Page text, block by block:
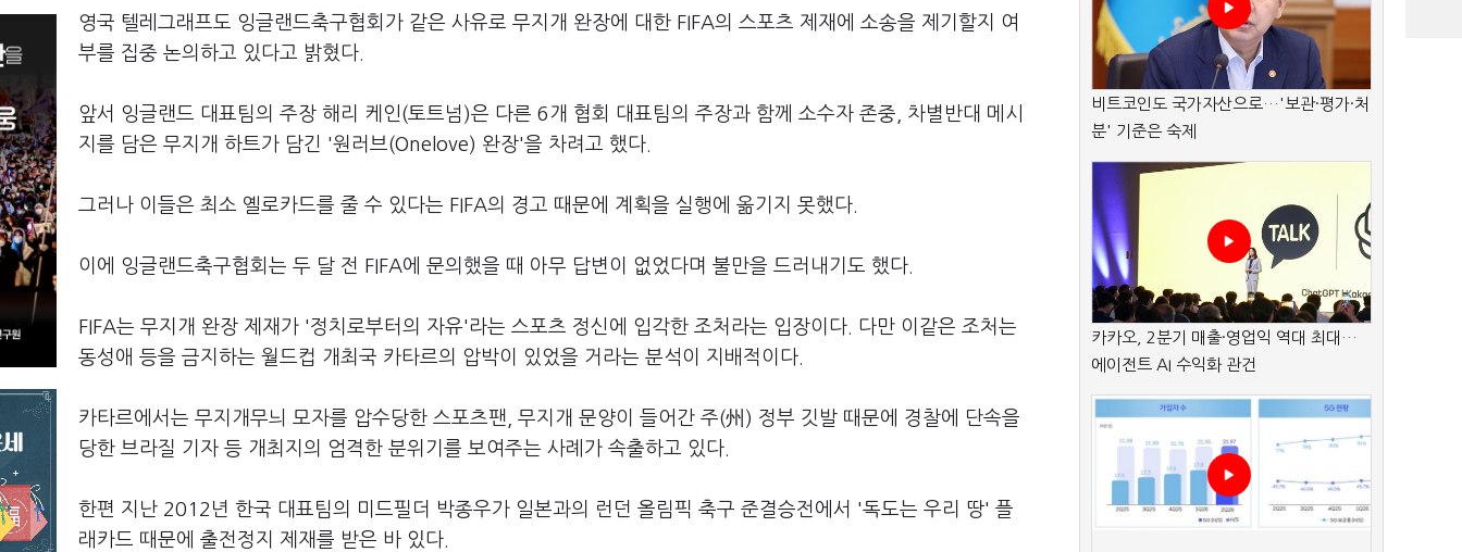
영국 텔레그래프도 잉글랜드축구협회가 같은 사유로 무지개 완장에 대한 FIFA의 스포츠 제재에 소송을 제기할지 여
부를 집중 논의하고 있다고 밝혔다.
앞서 잉글랜드 대표팀의 주장 해리 케인(토트넘)은 다른 6개 협회 대표팀의 주장과 함께 소수자 존중, 차별반대 메시
지를 담은 무지개 하트가 담긴 '원러브(Onelove) 완장'을 차려고 했다.
그러나 이들은 최소 옐로카드를 줄 수 있다는 FIFA의 경고 때문에 계획을 실행에 옮기지 못했다.
이에 잉글랜드축구협회는 두 달 전 FIFA에 문의했을 때 아무 답변이 없었다며 불만을 드러내기도 했다.
FIFA는 무지개 완장 제재가 '정치로부터의 자유'라는 스포츠 정신에 입각한 조처라는 입장이다. 다만 이같은 조처는
동성애 등을 금지하는 월드컵 개최국 카타르의 압박이 있었을 거라는 분석이 지배적이다.
카타르에서는 무지개무늬 모자를 압수당한 스포츠팬, 무지개 문양이 들어간 주(州) 정부 깃발 때문에 경찰에 단속을
당한 브라질 기자 등 개최지의 엄격한 분위기를 보여주는 사례가 속출하고 있다.
한편 지난 2012년 한국 대표팀의 미드필더 박종우가 일본과의 런던 올림픽 축구 준결승전에서 '독도는 우리 땅' 플
래카드 때문에 출전정지 제재를 받은 바 있다.
비트코인도 국가자산으로…'보관·평가·처
분' 기준은 숙제
카카오, 2분기 매출·영업익 역대 최대…
에이전트 AI 수익화 관건